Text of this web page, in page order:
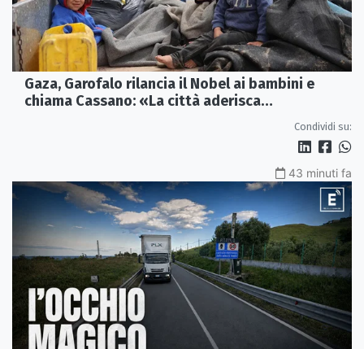
Gaza, Garofalo rilancia il Nobel ai bambini e
chiama Cassano: «La città aderisca
Condividi su:
43 minuti fa